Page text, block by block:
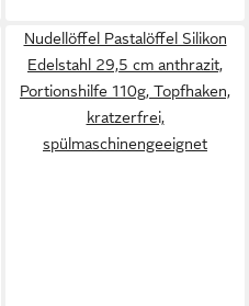
Nudellöffel Pastalöffel Silikon
Edelstahl 29,5 cm anthrazit,
Portionshilfe 110g, Topfhaken,
kratzerfrei,
spülmaschinengeeignet